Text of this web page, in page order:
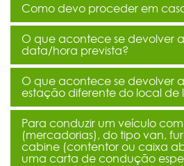
Como devo proceder em
O que acontece se devolver
data/hora prevista?
O que acontece se devolver
estação diferente do local de
Para conduzir um veículo
(mercadorias), do tipo van,
cabine (contentor ou caixa
uma carta de condução